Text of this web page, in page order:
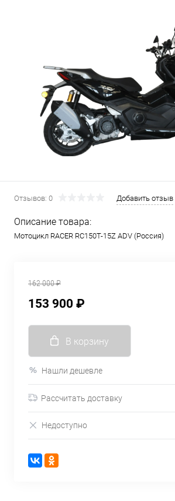
Отзывов: 0 Добавить отзыв
Описание товара:
Мотоцикл RACER RC150T-15Z ADV (Россия)
162 000 ₽
153 900 ₽
В корзину
Нашли дешевле
Рассчитать доставку
Недоступно